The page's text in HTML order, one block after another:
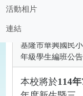
活動相片
連結
現在位置:最
基隆市華興國民
年級學生編班公告
本校將於114年